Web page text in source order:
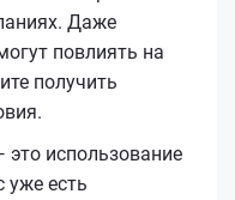
Даже
повлиять на
получить
использование
уже есть